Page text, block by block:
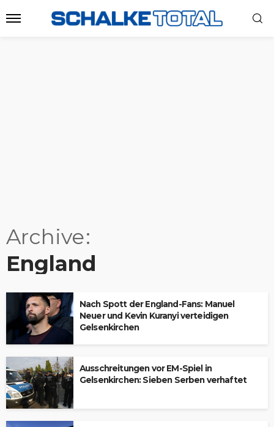
Archive
England
Nach Spott der England-Fans: Manuel
Neuer und Kevin Kuranyi verteidigen
Gelsenkirchen
Ausschreitungen vor EM-Spiel in
Gelsenkirchen: Sieben Serben verhaftet